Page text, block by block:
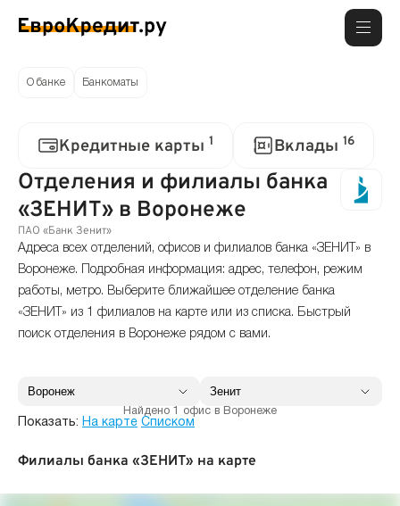
О банке Банкоматы
Кредитные карты 1 Вклады 16
Отделения и филиалы банка
«ЗЕНИТ» в Воронеже
ПАО «Банк Зенит»
Адреса всех отделений, офисов и филиалов банка «ЗЕНИТ» в
Воронеже. Подробная информация: адрес, телефон, режим
работы, метро. Выберите ближайшее отделение банка
«ЗЕНИТ» из 1 филиалов на карте или из списка. Быстрый
поиск отделения в Воронеже рядом с вами.
Найдено 1 офис в Воронеже
Показать: На карте Списком
Филиалы банка «ЗЕНИТ» на карте